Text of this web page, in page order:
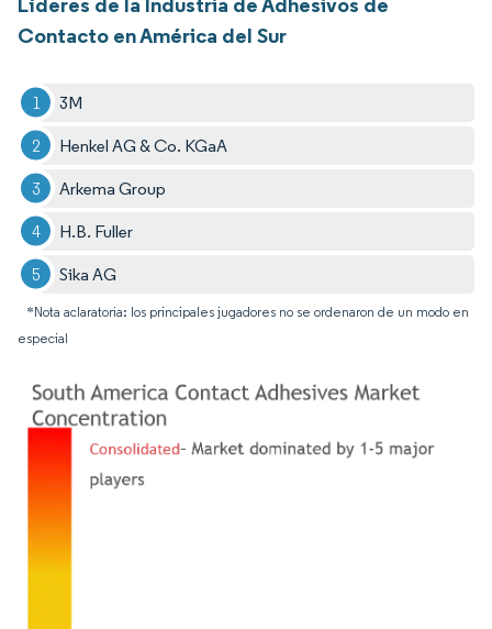
Contacto en América del Sur
3M
Henkel AG & Co. KGaA
Arkema Group
H.B. Fuller
Sika AG
*Nota aclaratoria: los principales jugadores no se ordenaron de un modo en
especial